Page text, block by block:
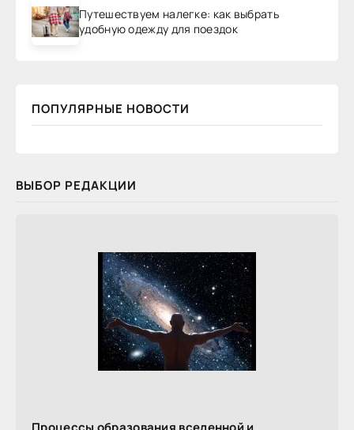
Путешествуем налегке: как выбрать
удобную одежду для поездок
ПОПУЛЯРНЫЕ НОВОСТИ
ВЫБОР РЕДАКЦИИ